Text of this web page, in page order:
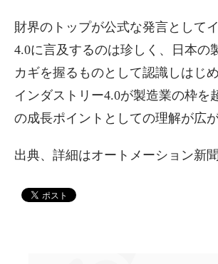
財界のトップが公式な発言として
4.0に言及するのは珍しく、日本の
カギを握るものとして認識しはじ
インダストリー4.0が製造業の枠を
の成長ポイントとしての理解が広が
出典、詳細はオートメーション新